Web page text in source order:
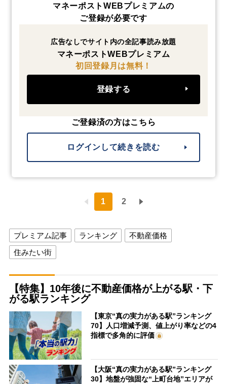
マネーポストWEBプレミアムの
ご登録が必要です
広告なしでサイト内の全記事読み放題
マネーポストWEBプレミアム
初回登録月は無料！
登録する
ご登録済の方はこちら
ログインして続きを読む
1 2
プレミアム記事 ランキング
不動産価格
住みたい街
【特集】10年後に不動産価格が上がる駅・下
がる駅ランキング
【東京“真の実力がある駅”ランキング
70】人口増減予測、値上がり率などの4
指標で多角的に評価
【大阪“真の実力がある駅”ランキング
30】地盤が強固な“上町台地”エリアが